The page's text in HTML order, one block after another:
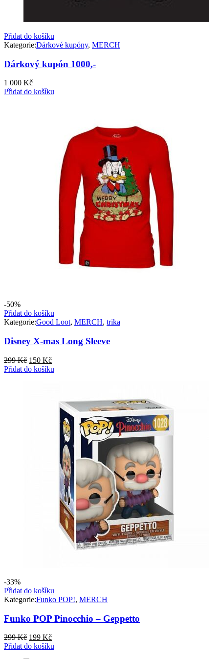
Přidat do košíku
Kategorie:Dárkové kupóny, MERCH
Dárkový kupón 1000,-
1 000 Kč
Přidat do košíku
-50%
Přidat do košíku
Kategorie:Good Loot, MERCH, trika
Disney X-mas Long Sleeve
299Kč Původní
cena
150 KčAktuální
cena
Přidat do košíku
-33%
Přidat do košíku
Kategorie:Funko POP!, MERCH
Funko POP Pinocchio – Geppetto
299Kč Původní
cena
199 KčAktuální
cena
Přidat do košíku